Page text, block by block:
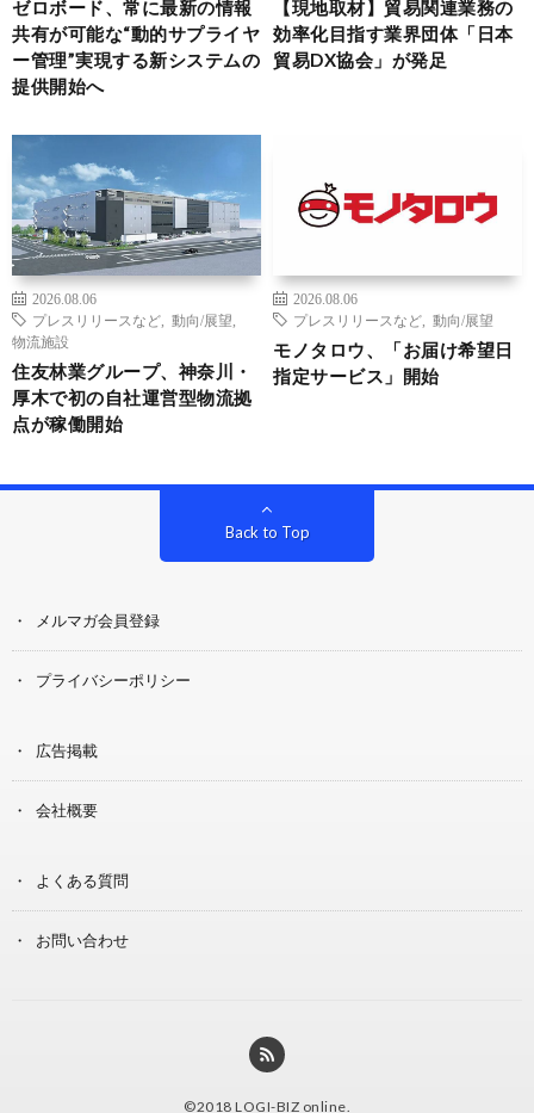
ゼロボード、常に最新の情報
共有が可能な“動的サプライヤ
ー管理”実現する新システムの
提供開始へ
【現地取材】貿易関連業務の
効率化目指す業界団体「日本
貿易DX協会」が発足
2026.08.06
プレスリリースなど
動向/展望
物流施設
住友林業グループ、神奈川・
厚木で初の自社運営型物流拠
点が稼働開始
2026.08.06
プレスリリースなど
動向/展望
モノタロウ、「お届け希望日
指定サービス」開始
Back to Top
メルマガ会員登録
プライバシーポリシー
広告掲載
会社概要
よくある質問
お問い合わせ
©2018 LOGI-BIZ online